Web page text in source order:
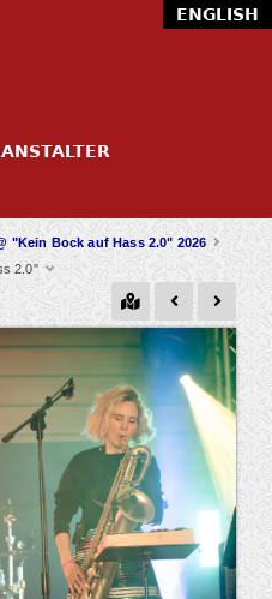
"Kein Bock auf Hass 2.0" 2026
2.0"
ENGLISH